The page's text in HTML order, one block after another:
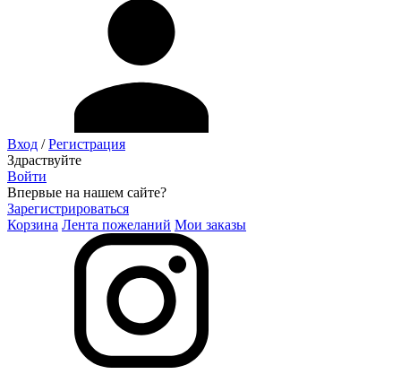
Вход /Регистрация
Здраствуйте
Войти
Впервые на нашем сайте?
Зарегистрироваться
Корзина Лента пожеланий Мои заказы